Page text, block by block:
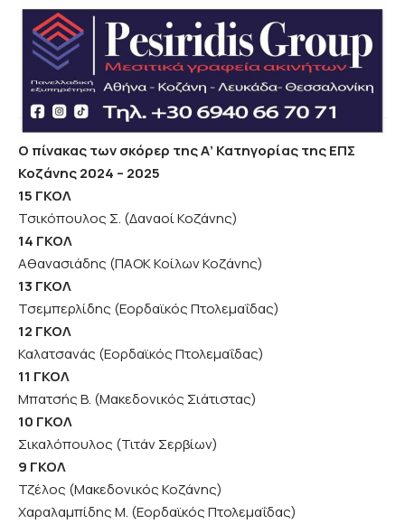
Ο πίνακας των σκόρερ της Α’ Κατηγορίας της ΕΠΣ
Κοζάνης 2024 – 2025
15 ΓΚΟΛ
Τσικόπουλος Σ. (Δαναοί Κοζάνης)
14 ΓΚΟΛ
Αθανασιάδης (ΠΑΟΚ Κοίλων Κοζάνης)
13 ΓΚΟΛ
Τσεμπερλίδης (Εορδαϊκός Πτολεμαΐδας)
12 ΓΚΟΛ
Καλατσανάς (Εορδαϊκός Πτολεμαΐδας)
11 ΓΚΟΛ
Μπατσής Β. (Μακεδονικός Σιάτιστας)
10 ΓΚΟΛ
Σικαλόπουλος (Τιτάν Σερβίων)
9 ΓΚΟΛ
Τζέλος (Μακεδονικός Κοζάνης)
Χαραλαμπίδης Μ. (Εορδαϊκός Πτολεμαΐδας)